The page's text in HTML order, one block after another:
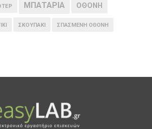
ΜΠΑΤΑΡΙΑ ΟΘΟΝΗ
ΣΚΟΥΠΑΚΙ ΣΠΑΣΜΕΝΗ ΟΘΟΝΗ